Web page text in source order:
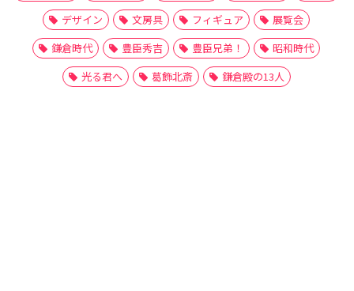
デザイン
文房具 フィギュア
展覧会
鎌倉時代
豊臣秀吉 豊臣兄弟！
昭和時代
光る君へ
葛飾北斎 鎌倉殿の13人